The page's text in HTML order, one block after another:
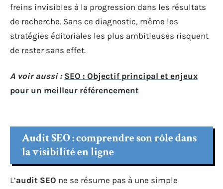
freins invisibles à la progression dans les résultats
de recherche. Sans ce diagnostic, même les
stratégies éditoriales les plus ambitieuses risquent
de rester sans effet.
A voir aussi : SEO : Objectif principal et enjeux
pour un meilleur référencement
Audit SEO : comprendre son rôle dans
la visibilité en ligne
L’audit SEO ne se résume pas à une simple